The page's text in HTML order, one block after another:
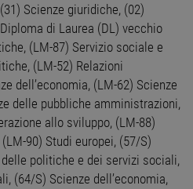
Scienze giuridiche, (02)
di Laurea (DL) vecchio
(LM-87) Servizio sociale e
(LM-52) Relazioni
dell’economia, (LM-62) Scienze
delle pubbliche amministrazioni,
allo sviluppo, (LM-88)
90) Studi europei, (57/S)
politiche e dei servizi sociali,
(64/S) Scienze dell’economia,